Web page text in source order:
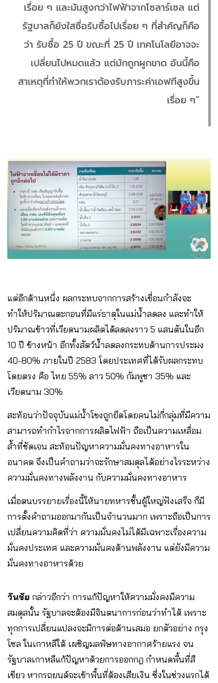
เรื่อย ๆ และมันสูงกว่าไฟฟ้าจากโซลาร์เซล แต่
รัฐบาลก็ยังใสซื่อรับซื้อไปเรื่อย ๆ ที่สำคัญก็คือ
ว่า รับซื้อ 25 ปี ขณะที่ 25 ปี เทคโนโลยีอาจจะ
เปลี่ยนไปหมดแล้ว แต่มักถูกผูกขาด อันนี้คือ
สาเหตุที่ทำให้พวกเราต้องรับภาระค่าเอฟทีสูงขึ้น
เรื่อย ๆ”
แต่อีกด้านหนึ่ง ผลกระทบจากการสร้างเขื่อนกำลังจะ
ทำให้ปริมาณตะกอนที่มีแร่ธาตุในแม่น้ำลดลง และทำให้
ปริมาณข้าวที่เวียดนามผลิตได้ลดลงราว 5 แสนตันในอีก
10 ปี ข้างหน้า อีกทั้งสัตว์น้ำลดลงกระทบด้านการประมง
40-80% ภายในปี 2583 โดยประเทศที่ได้รับผลกระทบ
โดยตรง คือ ไทย 55% ลาว 50% กัมพูชา 35% และ
เวียดนาม 30%
สะท้อนว่าปัจจุบันแม่น้ำโขงถูกยึดโดยคนไม่กี่กลุ่มที่มีความ
สามารถทำกำไรจากการผลิตไฟฟ้า ถือเป็นความเหลื่อม
ล้ำที่ชัดเจน สะท้อนปัญหาความมั่นคงทางอาหารใน
อนาคต จึงเป็นคำถามว่าจะรักษาสมดุลได้อย่างไรระหว่าง
ความมั่นคงทางพลังงาน กับความมั่นคงทางอาหาร
เมื่อตนบรรยายเรื่องนี้ให้นายทหารชั้นผู้ใหญ่ฟังเสร็จ ก็มี
การตั้งคำถามออกมากันเป็นจำนวนมาก เพราะถือเป็นการ
เปลี่ยนความคิดที่ว่า ความมั่นคงไม่ได้มีเฉพาะเรื่องความ
มั่นคงประเทศ และความมั่นคงด้านพลังงาน แต่ยังมีความ
มั่นคงทางอาหารด้วย
วันชัย กล่าวอีกว่า การแก้ปัญหาให้ความมั่งคงมีความ
สมดุลนั้น รัฐบาลจะต้องมีจินตนาการก่อนว่าทำได้ เพราะ
ทุกการเปลี่ยนแปลงจะมีการต่อต้านเสมอ ยกตัวอย่าง กรุง
โซล ในเกาหลีใต้ เผชิญมลพิษทางอากาศร้ายแรง จน
รัฐบาลเกาหลีแก้ปัญหาด้วยการออกกฎ กำหนดพื้นที่สี
เขียว หากรถยนต์จะเข้าพื้นที่ต้องเสียเงิน ซึ่งในช่วงแรกได้